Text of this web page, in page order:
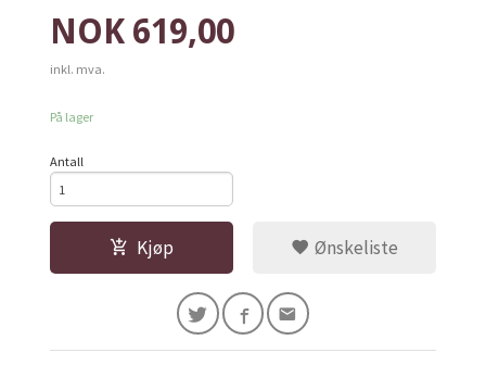
Pris
NOK 619,00
inkl. mva.
På lager
Antall
Kjøp Ønskeliste